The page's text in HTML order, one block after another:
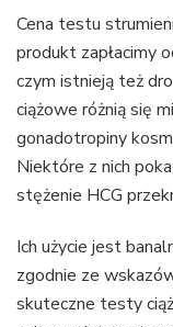
Cena testu
produkt zapłacimy
czym istnieją też
ciążowe różnią się
gonadotropiny
Niektóre z nich
stężenie HCG
Ich użycie jest
zgodnie ze
skuteczne testy